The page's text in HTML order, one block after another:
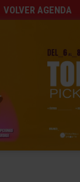
VOLVER AGENDA